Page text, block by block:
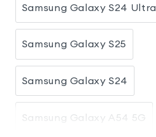
Samsung Galaxy S24 Ultra
Samsung Galaxy S25
Samsung Galaxy S24
Samsung Galaxy A54 5G